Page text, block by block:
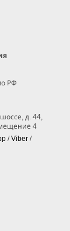
РФ
д. 44,
4
/Viber /